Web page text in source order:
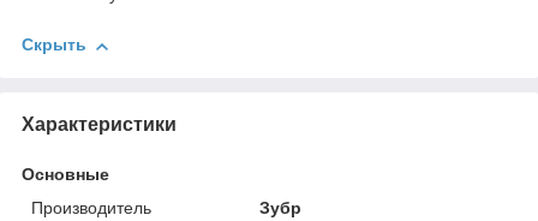
Скрыть
Характеристики
Основные
Производитель
Зубр